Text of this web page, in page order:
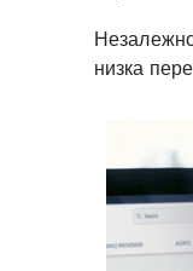
Незалежно
низка